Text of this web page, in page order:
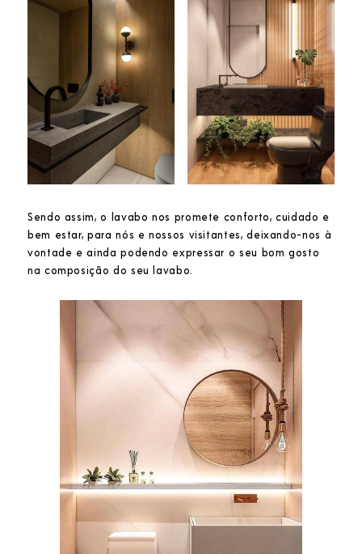
Sendo assim, o lavabo nos promete conforto, cuidado e
bem estar, para nós e nossos visitantes, deixando-nos à
vontade e ainda podendo expressar o seu bom gosto
na composição do seu lavabo.